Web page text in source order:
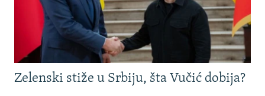
Zelenski stiže u Srbiju, šta Vučić dobija?